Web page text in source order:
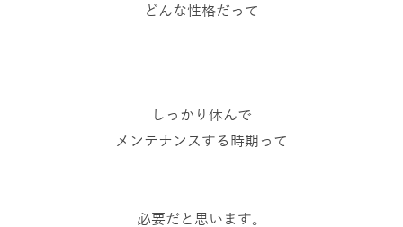
どんな性格だって
しっかり休んで
メンテナンスする時期って
必要だと思います。